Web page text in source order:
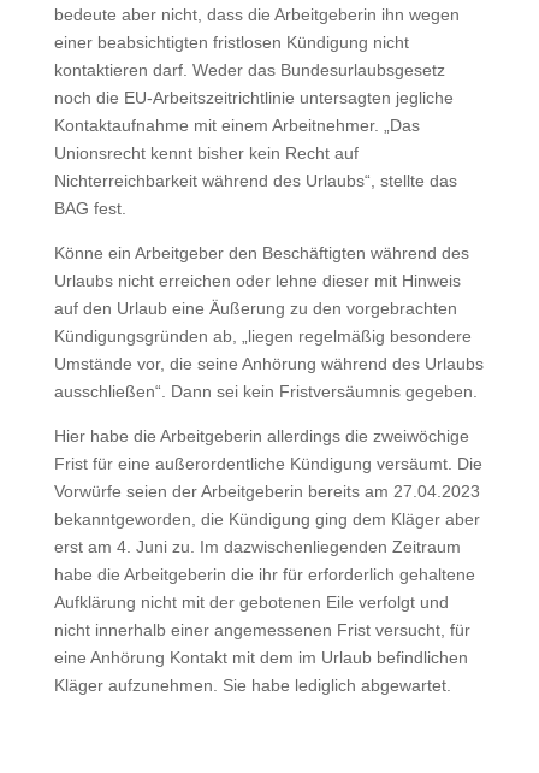
bedeute aber nicht, dass die Arbeitgeberin ihn wegen
einer beabsichtigten fristlosen Kündigung nicht
kontaktieren darf. Weder das Bundesurlaubsgesetz
noch die EU-Arbeitszeitrichtlinie untersagten jegliche
Kontaktaufnahme mit einem Arbeitnehmer. „Das
Unionsrecht kennt bisher kein Recht auf
Nichterreichbarkeit während des Urlaubs“, stellte das
BAG fest.
Könne ein Arbeitgeber den Beschäftigten während des
Urlaubs nicht erreichen oder lehne dieser mit Hinweis
auf den Urlaub eine Äußerung zu den vorgebrachten
Kündigungsgründen ab, „liegen regelmäßig besondere
Umstände vor, die seine Anhörung während des Urlaubs
ausschließen“. Dann sei kein Fristversäumnis gegeben.
Hier habe die Arbeitgeberin allerdings die zweiwöchige
Frist für eine außerordentliche Kündigung versäumt. Die
Vorwürfe seien der Arbeitgeberin bereits am 27.04.2023
bekanntgeworden, die Kündigung ging dem Kläger aber
erst am 4. Juni zu. Im dazwischenliegenden Zeitraum
habe die Arbeitgeberin die ihr für erforderlich gehaltene
Aufklärung nicht mit der gebotenen Eile verfolgt und
nicht innerhalb einer angemessenen Frist versucht, für
eine Anhörung Kontakt mit dem im Urlaub befindlichen
Kläger aufzunehmen. Sie habe lediglich abgewartet.